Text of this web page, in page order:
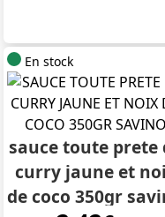
En stock
sauce toute prete
curry jaune et
de coco 350gr